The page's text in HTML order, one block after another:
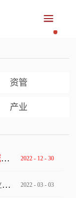
资管
产业
“百尺竿头，更进一步”——贺深城投集团获评深圳市总部企业 2022 - 12 - 30
力波1987：老厂房助力环华理工业设计创新中心写入上海市级文件！ 2022 - 03 - 03